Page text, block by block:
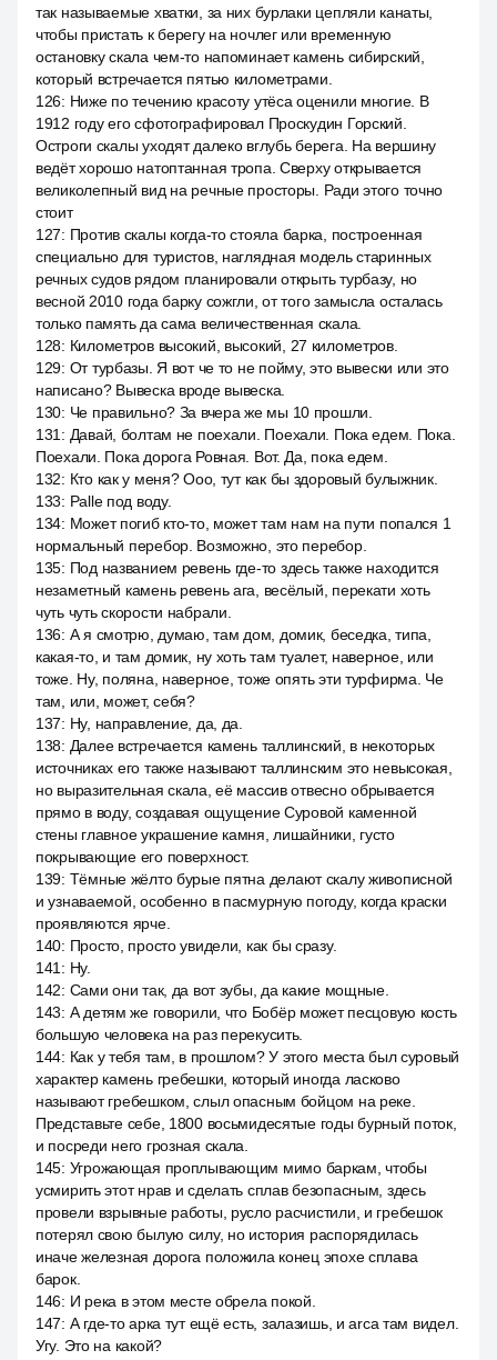
так называемые хватки, за них бурлаки цепляли канаты,
чтобы пристать к берегу на ночлег или временную
остановку скала чем-то напоминает камень сибирский,
который встречается пятью километрами.
126: Ниже по течению красоту утёса оценили многие. В
1912 году его сфотографировал Проскудин Горский.
Остроги скалы уходят далеко вглубь берега. На вершину
ведёт хорошо натоптанная тропа. Сверху открывается
великолепный вид на речные просторы. Ради этого точно
стоит
127: Против скалы когда-то стояла барка, построенная
специально для туристов, наглядная модель старинных
речных судов рядом планировали открыть турбазу, но
весной 2010 года барку сожгли, от того замысла осталась
только память да сама величественная скала.
128: Километров высокий, высокий, 27 километров.
129: От турбазы. Я вот че то не пойму, это вывески или это
написано? Вывеска вроде вывеска.
130: Че правильно? За вчера же мы 10 прошли.
131 : Давай, болтам не поехали. Поехали. Пока едем. Пока.
Поехали. Пока дорога Ровная. Вот. Да, пока едем.
132: Кто как у меня? Ооо, тут как бы здоровый булыжник.
133: Palle под воду.
134: Может погиб кто-то, может там нам на пути попался 1
нормальный перебор. Возможно, это перебор.
135: Под названием ревень где-то здесь также находится
незаметный камень ревень ага, весёлый, перекати хоть
чуть чуть скорости набрали.
136: А я смотрю, думаю, там дом, домик, беседка, типа,
какая-то, и там домик, ну хоть там туалет, наверное, или
тоже. Ну, поляна, наверное, тоже опять эти турфирма. Че
там, или, может, себя?
137: Ну, направление, да, да.
138: Далее встречается камень таллинский, в некоторых
источниках его также называют таллинским это невысокая,
но выразительная скала, её массив отвесно обрывается
прямо в воду, создавая ощущение Суровой каменной
стены главное украшение камня, лишайники, густо
покрывающие его поверхност.
139: Тёмные жёлто бурые пятна делают скалу живописной
и узнаваемой, особенно в пасмурную погоду, когда краски
проявляются ярче.
140: Просто, просто увидели, как бы сразу.
141 : Ну.
142: Сами они так, да вот зубы, да какие мощные.
143: А детям же говорили, что Бобёр может песцовую кость
большую человека на раз перекусить.
144: Как у тебя там, в прошлом? У этого места был суровый
характер камень гребешки, который иногда ласково
называют гребешком, слыл опасным бойцом на реке.
Представьте себе, 1800 восьмидесятые годы бурный поток,
и посреди него грозная скала.
145: Угрожающая проплывающим мимо баркам, чтобы
усмирить этот нрав и сделать сплав безопасным, здесь
провели взрывные работы, русло расчистили, и гребешок
потерял свою былую силу, но история распорядилась
иначе железная дорога положила конец эпохе сплава
барок.
146: И река в этом месте обрела покой.
147: А где-то арка тут ещё есть, залазишь, и arca там видел.
Угу. Это на какой?